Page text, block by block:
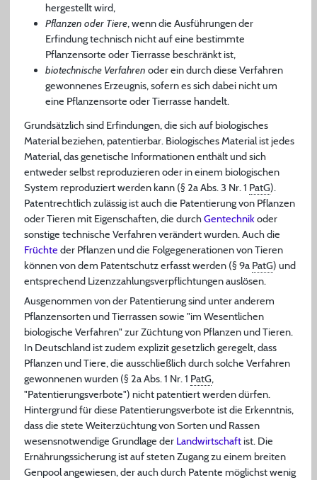
hergestellt wird,
Pflanzen oder Tiere, wenn die Ausführungen der
Erfindung technisch nicht auf eine bestimmte
Pflanzensorte oder Tierrasse beschränkt ist,
biotechnische Verfahren oder ein durch diese Verfahren
gewonnenes Erzeugnis, sofern es sich dabei nicht um
eine Pflanzensorte oder Tierrasse handelt.
Grundsätzlich sind Erfindungen, die sich auf biologisches
Material beziehen, patentierbar. Biologisches Material ist jedes
Material, das genetische Informationen enthält und sich
entweder selbst reproduzieren oder in einem biologischen
System reproduziert werden kann (§ 2a Abs. 3 Nr. 1 PatG).
Patentrechtlich zulässig ist auch die Patentierung von Pflanzen
oder Tieren mit Eigenschaften, die durchGentechnikoder
sonstige technische Verfahren verändert wurden. Auch die
Früchte der Pflanzen und die Folgegenerationen von Tieren
können von dem Patentschutz erfasst werden (§ 9a PatG) und
entsprechend Lizenzzahlungsverpflichtungen auslösen.
Ausgenommen von der Patentierung sind unter anderem
Pflanzensorten und Tierrassen sowie "im Wesentlichen
biologische Verfahren" zur Züchtung von Pflanzen und Tieren.
In Deutschland ist zudem explizit gesetzlich geregelt, dass
Pflanzen und Tiere, die ausschließlich durch solche Verfahren
gewonnenen wurden (§ 2a Abs. 1 Nr. 1 PatG,
"Patentierungsverbote") nicht patentiert werden dürfen.
Hintergrund für diese Patentierungsverbote ist die Erkenntnis,
dass die stete Weiterzüchtung von Sorten und Rassen
wesensnotwendige Grundlage der Landwirtschaftist. Die
Ernährungssicherung ist auf steten Zugang zu einem breiten
Genpool angewiesen, der auch durch Patente möglichst wenig